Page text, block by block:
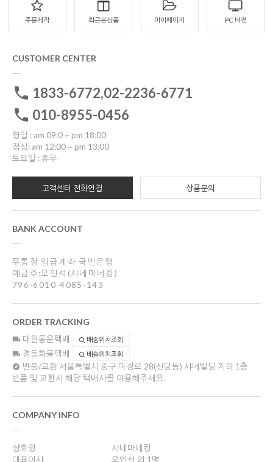
주문제작 최근본상품 마이페이지 PC 버젼
CUSTOMER CENTER
1833-6772,02-2236-6771
010-8955-0456
평일 : am 09:0 ~ pm 18:00
점심: am 12:00 ~ pm 13:00
토요일 : 휴무
고객센터 전화연결 상품문의
BANK ACCOUNT
무통장 입금계좌 국민은행
예금주:오인석(샤네마네킹)
796-6010-4085-143
ORDER TRACKING
대한통운택배 배송위치조회
경동화물택배 배송위치조회
반품/교환 서울특별시 중구 마장로 28(신당동) 샤네빌딩 지하 1층
반품 및 교환시 해당 택배사를 이용해주세요.
COMPANY INFO
상호명
샤네마네킹
대표이사
오인석 외 1명